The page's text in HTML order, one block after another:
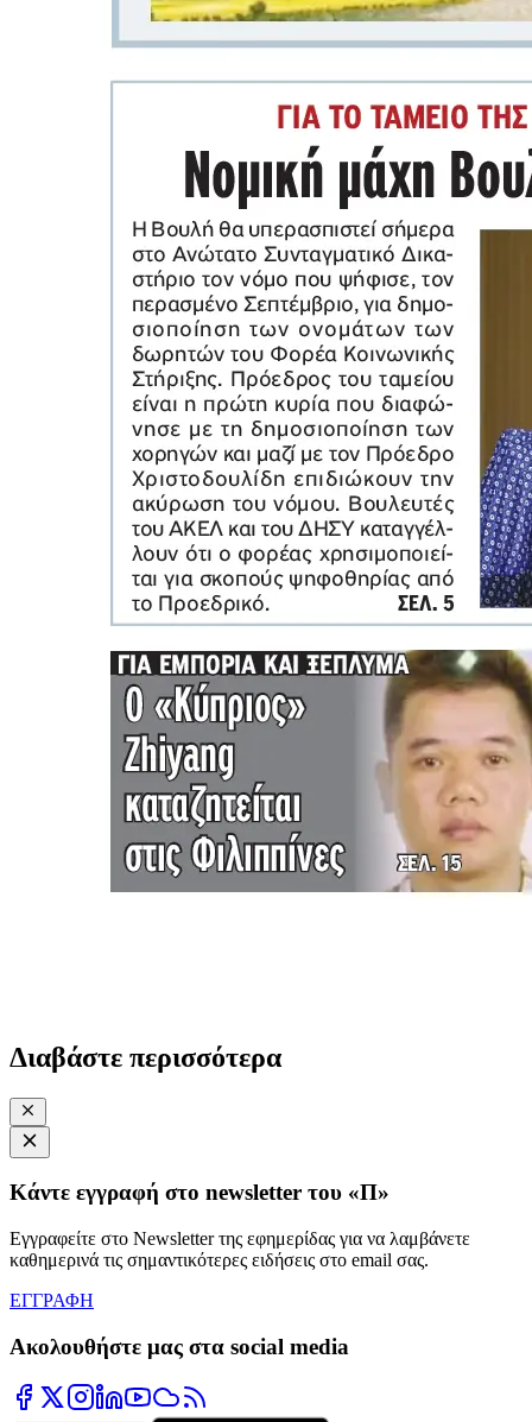
Διαβάστε περισσότερα
Κάντε εγγραφή στο newsletter του «Π»
Εγγραφείτε στο Newsletter της εφημερίδας για να λαμβάνετε
καθημερινά τις σημαντικότερες ειδήσεις στο email σας.
ΕΓΓΡΑΦΗ
Ακολουθήστε μας στα social media